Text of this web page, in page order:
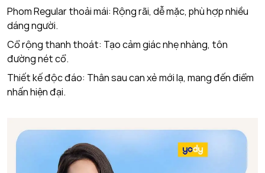
Phom Regular thoải mái: Rộng rãi, dễ mặc, phù hợp nhiều
dáng người.
Cổ rộng thanh thoát: Tạo cảm giác nhẹ nhàng, tôn
đường nét cổ.
Thiết kế độc đáo: Thân sau can xẻ mới lạ, mang đến điểm
nhấn hiện đại.